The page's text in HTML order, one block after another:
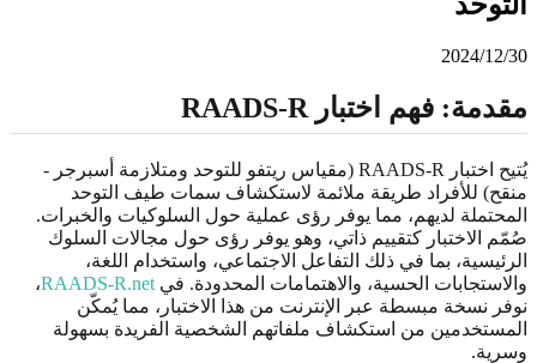
2024/12/30
مقدمة: فهم اختبار RAADS-R
يُتيح اختبار RAADS-R (مقياس ريتفو للتوحد ومتلازمة أسبرجر -
منقح) للأفراد طريقة ملائمة لاستكشاف سمات طيف التوحد
المحتملة لديهم، مما يوفر رؤى عملية حول السلوكيات والخبرات.
صُمّم الاختبار كتقييم ذاتي، وهو يوفر رؤى حول مجالات السلوك
الرئيسية، بما في ذلك التفاعل الاجتماعي، واستخدام اللغة،
والاستجابات الحسية، والاهتمامات المحدودة. في RAADS-R.net،
نوفر نسخة مبسطة عبر الإنترنت من هذا الاختبار، مما يُمكّن
المستخدمين من استكشاف ملفاتهم الشخصية الفريدة بسهولة
وسرية.